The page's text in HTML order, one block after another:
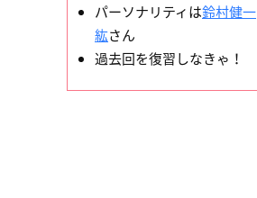
パーソナリティは鈴村健一
紘さん
過去回を復習しなきゃ！